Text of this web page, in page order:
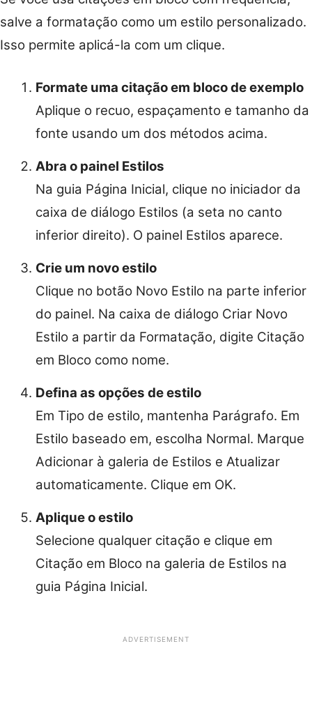
salve a formatação como um estilo personalizado.
Isso permite aplicá-la com um clique.
Formate uma citação em bloco de exemplo
Aplique o recuo, espaçamento e tamanho da
fonte usando um dos métodos acima.
Abra o painel Estilos
Na guia Página Inicial, clique no iniciador da
caixa de diálogo Estilos (a seta no canto
inferior direito). O painel Estilos aparece.
Crie um novo estilo
Clique no botão Novo Estilo na parte inferior
do painel. Na caixa de diálogo Criar Novo
Estilo a partir da Formatação, digite Citação
em Bloco como nome.
Defina as opções de estilo
Em Tipo de estilo, mantenha Parágrafo. Em
Estilo baseado em, escolha Normal. Marque
Adicionar à galeria de Estilos e Atualizar
automaticamente. Clique em OK.
Aplique o estilo
Selecione qualquer citação e clique em
Citação em Bloco na galeria de Estilos na
guia Página Inicial.
ADVERTISEMENT